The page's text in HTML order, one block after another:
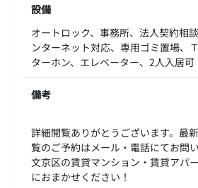
設備
オートロック、事務所、法人契約相
ンターネット対応、専用ゴミ置場、
ターホン、エレベーター、2人入居可
備考
詳細閲覧ありがとうございます。最
覧のご予約はメール・電話にてお問
文京区の賃貸マンション・賃貸アパ
におまかせください！